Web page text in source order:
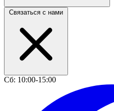
Связаться с нами
Сб: 10:00-15:00